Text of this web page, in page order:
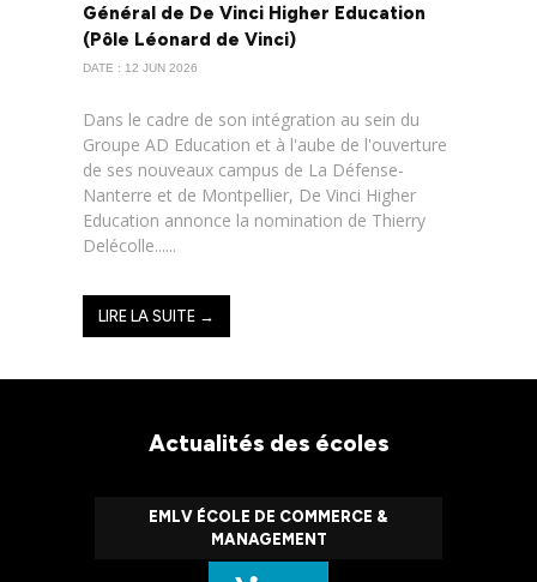
Général de De Vinci Higher Education
(Pôle Léonard de Vinci)
DATE : 12 JUN 2026
Dans le cadre de son intégration au sein du
Groupe AD Education et à l'aube de l'ouverture
de ses nouveaux campus de La Défense-
Nanterre et de Montpellier, De Vinci Higher
Education annonce la nomination de Thierry
Delécolle......
LIRE LA SUITE →
Actualités des écoles
EMLV ÉCOLE DE COMMERCE &
MANAGEMENT